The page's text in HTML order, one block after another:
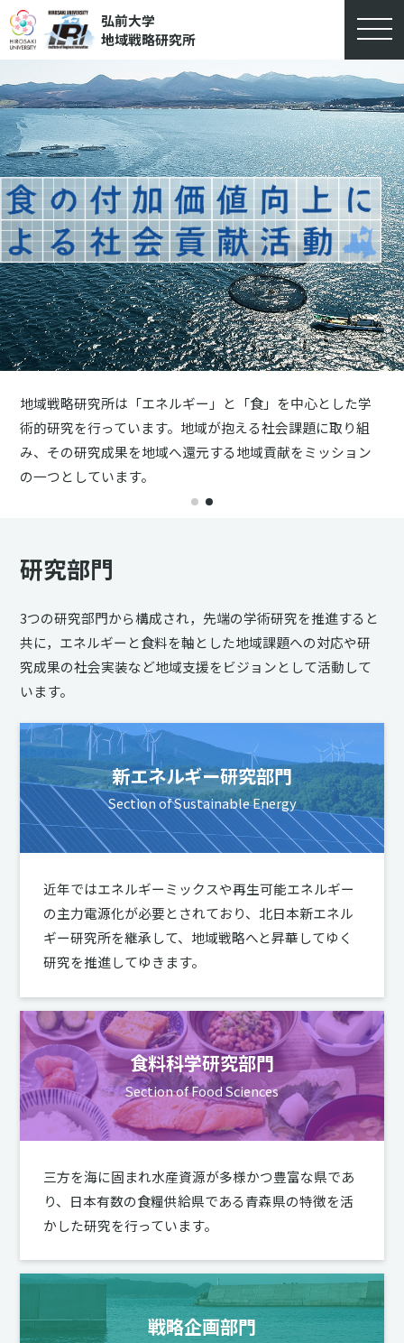
弘前大学
地域戦略研究所
地域戦略研究所は「エネルギー」と「食」を中心とした学
術的研究を行っています。地域が抱える社会課題に取り組
み、その研究成果を地域へ還元する地域貢献をミッション
の一つとしています。
研究部門
3つの研究部門から構成され，先端の学術研究を推進すると
共に，エネルギーと食料を軸とした地域課題への対応や研
究成果の社会実装など地域支援をビジョンとして活動して
います。
新エネルギー研究部門
Section of Sustainable Energy
近年ではエネルギーミックスや再生可能エネルギー
の主力電源化が必要とされており、北日本新エネル
ギー研究所を継承して、地域戦略へと昇華してゆく
研究を推進してゆきます。
食料科学研究部門
Section of Food Sciences
三方を海に固まれ水産資源が多様かつ豊富な県であ
り、日本有数の食糧供給県である青森県の特徴を活
かした研究を行っています。
戦略企画部門